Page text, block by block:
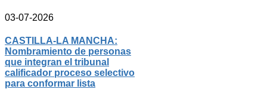
03-07-2026
CASTILLA-LA MANCHA:
Nombramiento de personas
que integran el tribunal
calificador proceso selectivo
para conformar lista